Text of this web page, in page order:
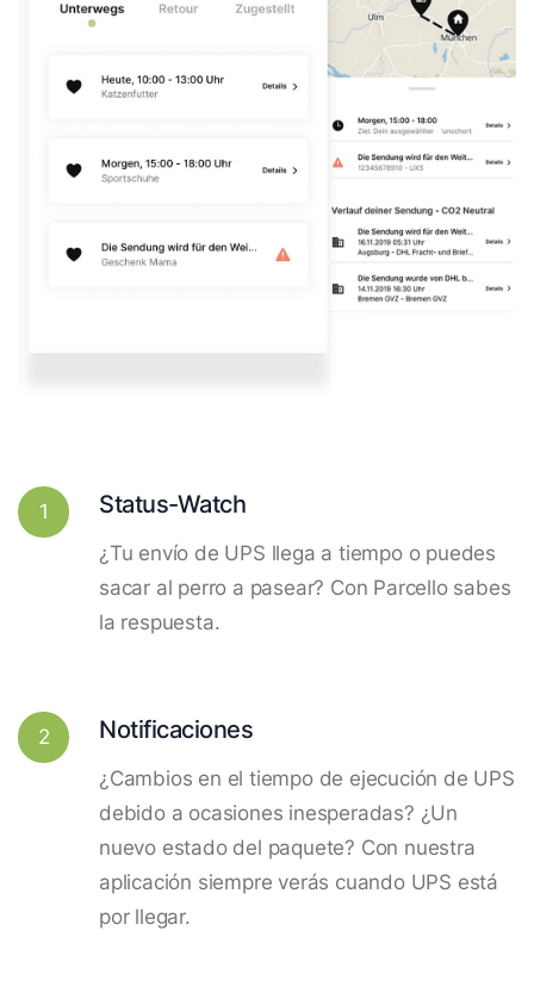
1 Status-Watch
¿Tu envío de UPS llega a tiempo o puedes
sacar al perro a pasear? Con Parcello sabes
la respuesta.
2 Notificaciones
¿Cambios en el tiempo de ejecución de UPS
debido a ocasiones inesperadas? ¿Un
nuevo estado del paquete? Con nuestra
aplicación siempre verás cuando UPS está
por llegar.